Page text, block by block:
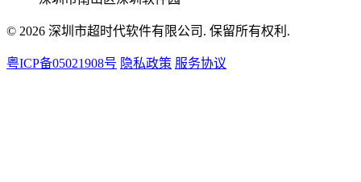
© 2026 深圳市超时代软件有限公司. 保留所有权利.
粤ICP备05021908号 隐私政策 服务协议